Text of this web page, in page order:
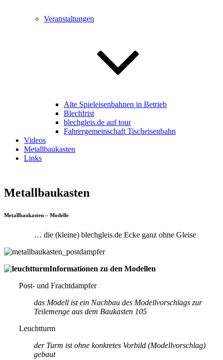
Veranstaltungen
Alte Spieleisenbahnen in Betrieb
Blechfrist
blechgleis.de auf tour
Fahrergemeinschaft Tischeisenbahn
Videos
Metallbaukasten
Links
Metallbaukasten
Metallbaukasten – Modelle
… die (kleine) blechgleis.de Ecke ganz ohne Gleise
Informationen zu den Modellen
Post- und Frachtdampfer
das Modell ist ein Nachbau des Modellvorschlags zur
Teilemenge aus dem Baukasten 105
Leuchtturm
der Turm ist ohne konkretes Vorbild (Modellvorschlag)
gebaut